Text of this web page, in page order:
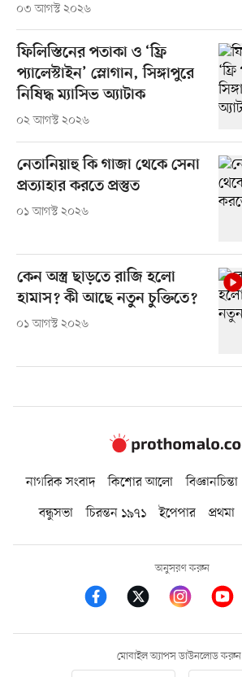
০৩ আগস্ট ২০২৬
ফিলিস্তিনের পতাকা ও ‘ফ্রি
প্যালেস্টাইন’ স্লোগান, সিঙ্গাপুরে
নিষিদ্ধ ম্যাসিভ অ্যাটাক
০২ আগস্ট ২০২৬
নেতানিয়াহু কি গাজা থেকে সেনা
প্রত্যাহার করতে প্রস্তুত
০১ আগস্ট ২০২৬
কেন অস্ত্র ছাড়তে রাজি হলো
হামাস? কী আছে নতুন চুক্তিতে?
০১ আগস্ট ২০২৬
নাগরিক সংবাদ কিশোর আলো বিজ্ঞানচিন্তা
বন্ধুসভা
চিরন্তন ১৯৭১ ইপেপার প্রথমা
অনুসরণ করুন
মোবাইল অ্যাপস ডাউনলোড করুন